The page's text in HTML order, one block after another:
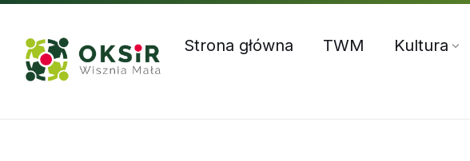
Skip
content
Skip
main
navigation
Skip
footer
Strona główna TWM Kultura